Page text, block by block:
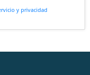
y privacidad